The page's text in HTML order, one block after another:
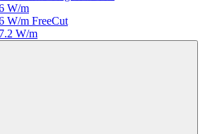
W/m
W/m FreeCut
W/m